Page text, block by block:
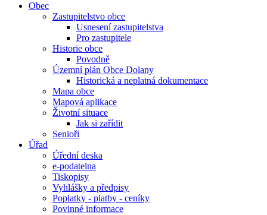
Obec
Zastupitelstvo obce
Usnesení zastupitelstva
Pro zastupitele
Historie obce
Povodně
Územní plán Obce Dolany
Historická a neplatná dokumentace
Mapa obce
Mapová aplikace
Životní situace
Jak si zařídit
Senioři
Úřad
Úřední deska
e-podatelna
Tiskopisy
Vyhlášky a předpisy
Poplatky - platby - ceníky
Povinné informace